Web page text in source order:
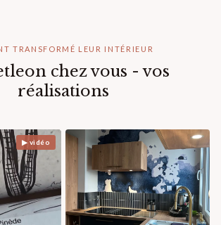
TRANSFORMÉ LEUR INTÉRIEUR
chez vous - vos
réalisations
▶ vidéo